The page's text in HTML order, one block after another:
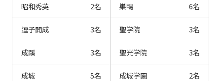
昭和秀英 2名 巣鴨 6名
逗子開成 3名 聖学院 3名
成蹊 3名 聖光学院 3名
成城 5名 成城学園 2名